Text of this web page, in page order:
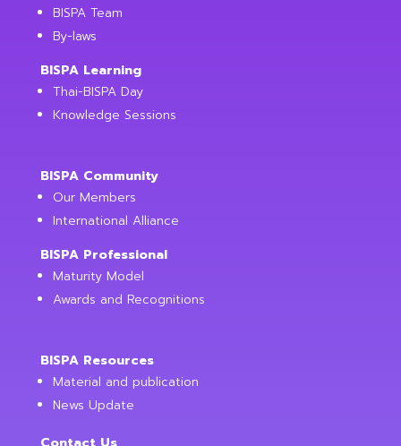
BISPA Team
By-laws
BISPA Learning
Thai-BISPA Day
Knowledge Sessions
BISPA Community
Our Members
International Alliance
BISPA Professional
Maturity Model
Awards and Recognitions
BISPA Resources
Material and publication
News Update